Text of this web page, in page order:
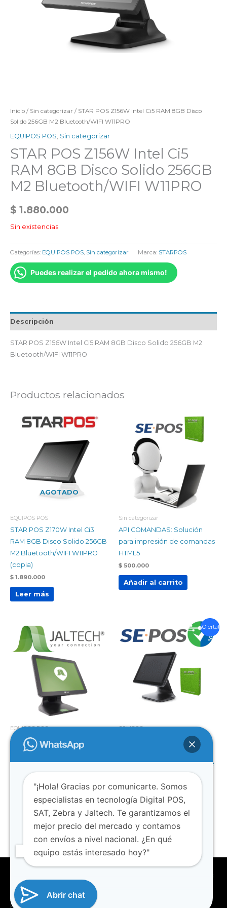
Inicio / Sin categorizar / STAR POS Z156W Intel Ci5 RAM 8GB Disco
Solido 256GB M2 Bluetooth/WIFI W11PRO
EQUIPOS POS Sin categorizar
STAR POS Z156W Intel Ci5
RAM 8GB Disco Solido 256GB
M2 Bluetooth/WIFI W11PRO
$ 1.880.000
Sin existencias
Categorías: EQUIPOS POS, Sin categorizar Marca: STARPOS
Puedes realizar el pedido ahora mismo!
Descripción
STAR POS Z156W Intel Ci5 RAM 8GB Disco Solido 256GB M2
Bluetooth/WIFI W11PRO
Productos relacionados
AGOTADO
EQUIPOS POS
STAR POS Z170W Intel Ci3
RAM 8GB Disco Solido 256GB
M2 Bluetooth/WIFI W11PRO
(copia)
$ 1.890.000
Leer más
Sin categorizar
API COMANDAS: Solución
para impresión de comandas
HTML5
$ 500.000
Añadir al carrito
EQUIPOS POS
JALTECH Todo en Uno Touch
Industrial Intel Ci3/8G Ram
8GB 15.6″
1.750.000
Añadir al carrito
¡Oferta!
COMBOS
NEOTEK 15″ Touch Ci3 – RAM
8GB – SSD256 / Gratis
Facturación POS Compatible
$2.080.000
precio
original
$ 2.080.000.
$ 1.780.000
El
precio
actual
es:
Añadir al carrito
| 315 708
5059 | Unilago Local 230
Powered by
"¡Hola! Gracias por comunicarte. Somos
especialistas en tecnología Digital POS,
SAT, Zebra y Jaltech. Te garantizamos el
mejor precio del mercado y contamos
con envíos a nivel nacional. ¿En qué
equipo estás interesado hoy?"
Abrir chat